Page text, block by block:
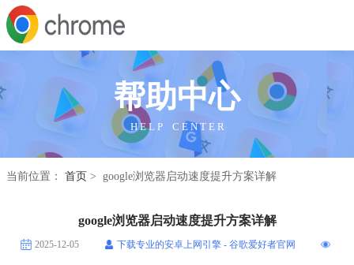
帮助中心
H E L P C E N T E R
当前位置： 首页 > google浏览器启动速度提升方案详解
google浏览器启动速度提升方案详解
2025-12-05 下载专业的安卓上网引擎 - 谷歌爱好者官网